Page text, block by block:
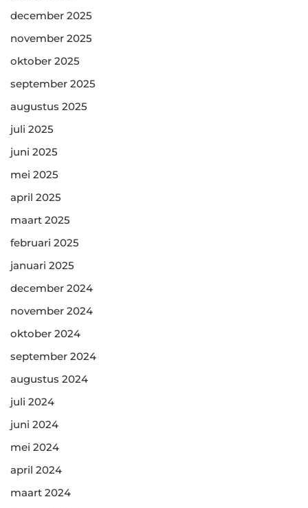
december 2025
november 2025
oktober 2025
september 2025
augustus 2025
juli 2025
juni 2025
mei 2025
april 2025
maart 2025
februari 2025
januari 2025
december 2024
november 2024
oktober 2024
september 2024
augustus 2024
juli 2024
juni 2024
mei 2024
april 2024
maart 2024